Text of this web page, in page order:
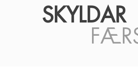
SKYLDAR